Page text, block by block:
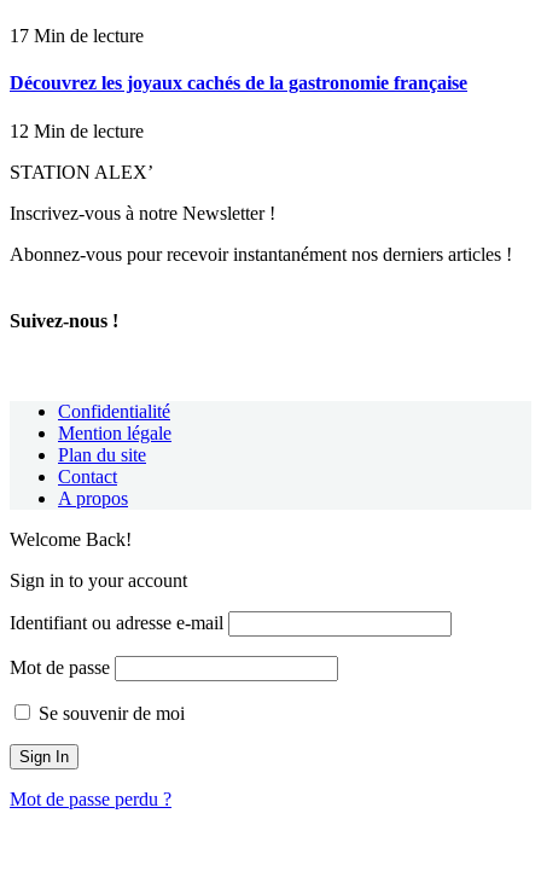
17 Min de lecture
Découvrez les joyaux cachés de la gastronomie française
12 Min de lecture
STATION ALEX’
Inscrivez-vous à notre Newsletter !
Abonnez-vous pour recevoir instantanément nos derniers articles !
Suivez-nous !
Confidentialité
Mention légale
Plan du site
Contact
A propos
Welcome Back!
Sign in to your account
Identifiant ou adresse e-mail
Mot de passe
Se souvenir de moi
Mot de passe perdu ?